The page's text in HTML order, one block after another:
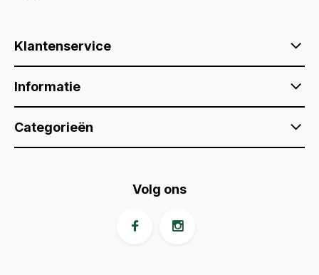
Klantenservice
Informatie
Categorieën
Volg ons